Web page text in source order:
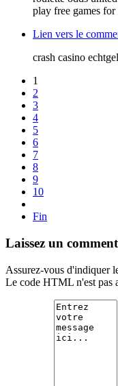
play free games
Lien vers le
crash casino
1
2
3
4
5
6
7
8
9
10
Fin
Laissez un
Assurez-vous d'indiquer
Le code HTML n'est pas